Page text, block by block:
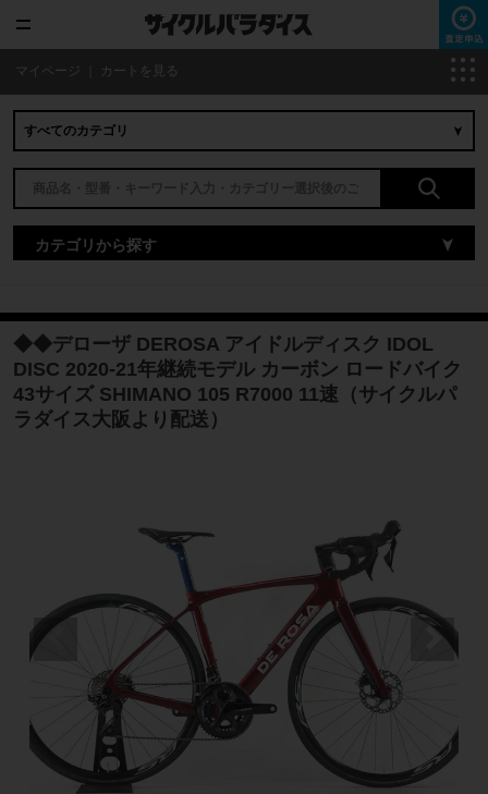
マイページ カートを見る
カテゴリから探す
◆◆デローザ DEROSA アイドルディスク IDOL
DISC 2020-21年継続モデル カーボン ロードバイク
43サイズ SHIMANO 105 R7000 11速（サイクルパ
ラダイス大阪より配送）